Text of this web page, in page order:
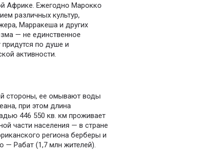
Африке. Ежегодно Марокко
различных культур,
Марракеша и других
— не единственное
по душе и
активности.
стороны, ее омывают воды
при этом длина
446 550 кв. км проживает
части населения — в стране
региона берберы и
— Рабат (1,7 млн жителей).